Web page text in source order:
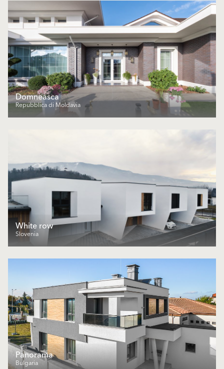
Domneasca
Repubblica di Moldavia
White row
Slovenia
Panorama
Bulgaria